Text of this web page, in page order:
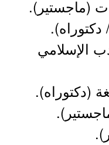
(ماجستير).
الإسلامي
(دكتوراه).